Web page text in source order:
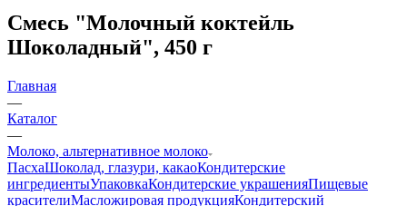
Смесь "Молочный коктейль
Шоколадный", 450 г
Главная
—
Каталог
—
Молоко, альтернативное молоко
ПасхаШоколад, глазури, какаоКондитерские
ингредиентыУпаковкаКондитерские украшенияПищевые
красителиМасложировая продукцияКондитерский